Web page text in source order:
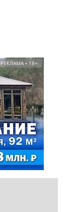
РЕКЛАМА • 18+